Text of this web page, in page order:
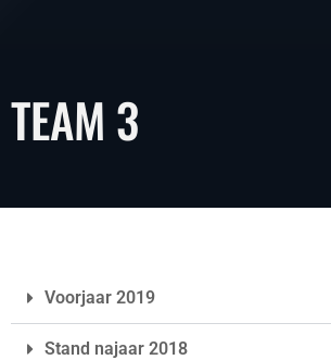
TEAM 3
Voorjaar 2019
Stand najaar 2018